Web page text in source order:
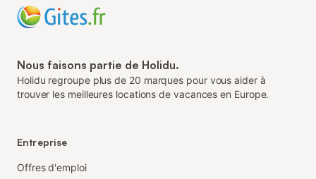
Nous faisons partie de Holidu.
Holidu regroupe plus de 20 marques pour vous aider à
trouver les meilleures locations de vacances en Europe.
Entreprise
Offres d'emploi